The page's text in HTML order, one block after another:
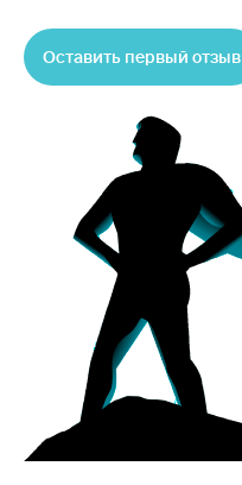
Оставить первый отзыв